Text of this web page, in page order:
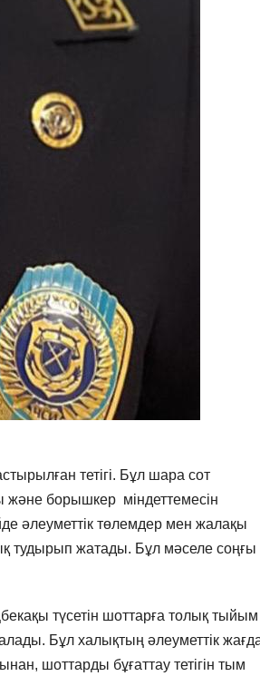
тетігі. Бұл шара сот
борышкер міндеттемесін
әлеуметтік төлемдер мен жалақы
тудырып жатады. Бұл мәселе соңғы
түсетін шоттарға толық
Бұл халықтың әлеуметтік
шоттарды бұғаттау тетігін тым